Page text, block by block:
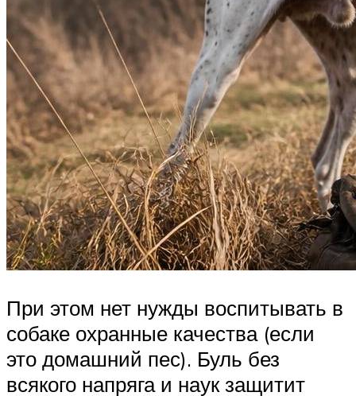
При этом нет нужды воспитывать в
собаке охранные качества (если
это домашний пес). Буль без
всякого напряга и наук защитит